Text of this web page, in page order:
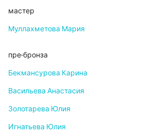
мастер
Муллахметова Мария
пре-бронза
Бекмансурова Карина
Васильева Анастасия
Золотарева Юлия
Игнатьева Юлия